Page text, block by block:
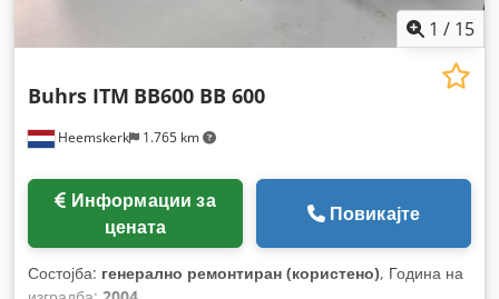
1 / 15
Heemskerk 1.765 km
Buhrs ITM BB600 BB 600
цената
Повикајте
Состојба: генерално ремонтиран (користено), Година на